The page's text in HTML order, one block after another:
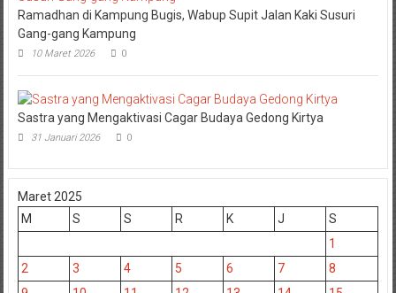
Ramadhan di Kampung Bugis, Wabup Supit Jalan Kaki Susuri
Gang-gang Kampung
10 Maret 2026 0
Sastra yang Mengaktivasi Cagar Budaya Gedong Kirtya
31 Januari 2026 0
Maret 2025
M
S S R K J
S
1
2
3 4 5 6 7
8